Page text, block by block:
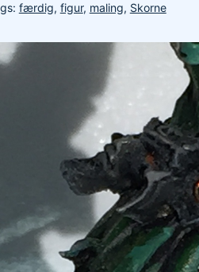
færdig, figur, maling, Skorne